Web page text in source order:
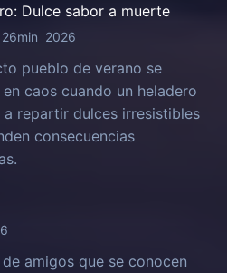
Dulce sabor a muerte
26min 2026
pueblo de verano se
caos cuando un heladero
a repartir dulces irresistibles
consecuencias
amigos que se conocen